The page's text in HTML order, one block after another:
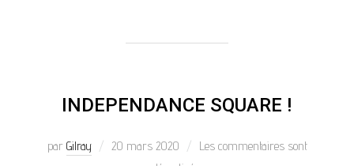
INDEPENDANCE SQUARE !
par Gilray 20 mars 2020
Les commentaires sont